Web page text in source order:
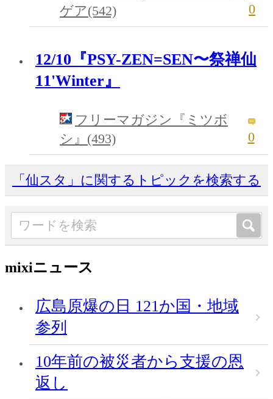
ゲア(542)
0
12/10『PSY-ZEN=SEN〜祭禅仙
11'Winter』
フリーマガジン『ミツボ
シ』(493)
0
「仙スタ」に関するトピックを検索する
mixiニュース
広島原爆の日 121か国・地域
参列
10年前の被災者から支援の恩
返し